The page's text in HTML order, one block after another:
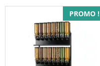
PROMO !